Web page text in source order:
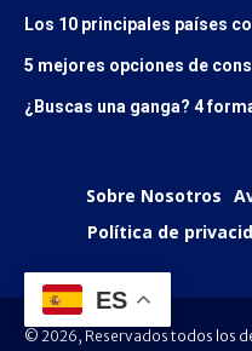
Los 10 principales países
5 mejores opciones de
¿Buscas una ganga? 4
Sobre Nosotros
Política de
© 2026, Reservados todos los
ES